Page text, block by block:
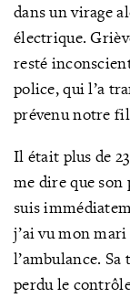
dans un virage
électrique.
resté
police, qui l’a
prévenu notre
Il était plus de
me dire que son
suis
j’ai vu mon
l’ambulance.
perdu le